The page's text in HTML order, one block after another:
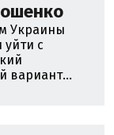
Украины
с
вариант...